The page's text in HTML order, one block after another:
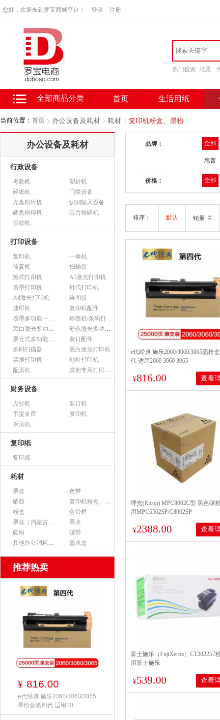
您好，欢迎来到罗宝商城平台！ 登录 注册
热门搜索 洁柔
全部商品分类 首页 生活用纸
当前位置： 首页 办公设备及耗材 耗材 复印机粉盒、墨粉
办公设备及耗材
行政设备
考勤机
塑封机
碎纸机
门禁设备
光盘粉碎机
识别输入设备
硬盘粉碎机
芯片粉碎机
指纹机
打印设备
复印机
一体机
传真机
扫描仪
热式打印机
A3激光打印机
喷墨打印机
针式打印机
A4激光打印机
绘图仪
速印机
复印机配件
喷墨多功能一体机
标签机/条码打印机
黑白激光多功能一体机
彩色激光多功能一体机
墨仓式多功能一体机
装订配件
条码扫描器
黑白激光打印机
票据打印机
地址打印机
配页机
其他专用打印设备
财务设备
点钞机
装订机
手提金库
胶印机
拆页机
复印纸
复印纸
耗材
墨盒
色带
硒鼓
复印机粉盒、墨粉
粉盒
色带框
墨盒（内蒙古专用）
墨水
碳粉
碳带
其他办公消耗用品
墨水盒
推荐热卖
¥ 816.00
e代经典 施乐2060/3060/3065
墨粉盒第四代 适用20
品牌： 全部
惠普
价格： 全部
排序： 默认 销量
e代经典 施乐2060/3060/3065墨粉
代 适用2060 3060 3065
¥816.00 查看
理光(Ricoh) MPC8002C型 黑色碳
用MPC6502SP/C8002SP
¥2388.00 查看
富士施乐（FujiXerox）CT202257
用富士施乐
打印量2000页黑色
¥539.00 查看